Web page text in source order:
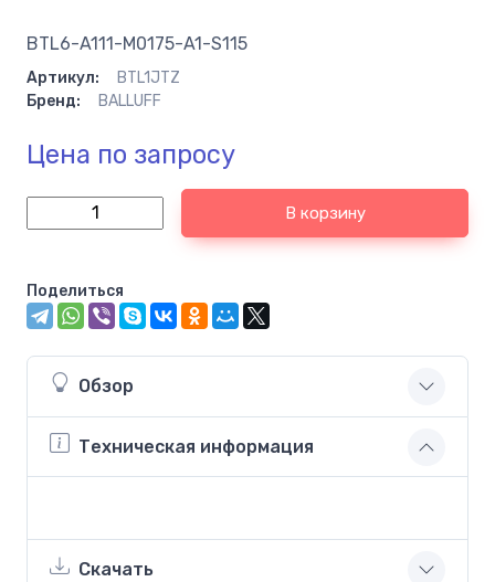
BTL6-A111-M0175-A1-S115
Артикул:
BTL1JTZ
Бренд:
BALLUFF
Цена по запросу
В корзину
Поделиться
Обзор
Техническая информация
Скачать